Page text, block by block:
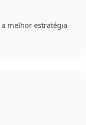
melhor estratégia